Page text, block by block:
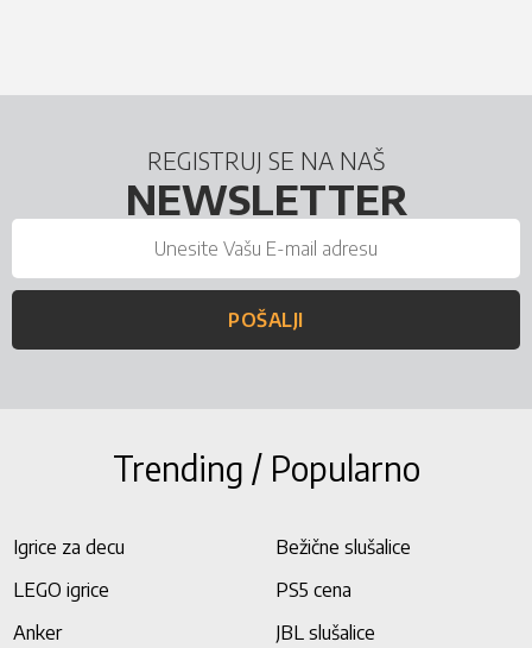
REGISTRUJ SE NA NAŠ
NEWSLETTER
POŠALJI
Trending / Popularno
Igrice za decu
Bežične slušalice
LEGO igrice
PS5 cena
Anker
JBL slušalice